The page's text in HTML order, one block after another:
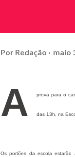
Por Redação maio
A prova para o
das 13h, na
Os portões da escola